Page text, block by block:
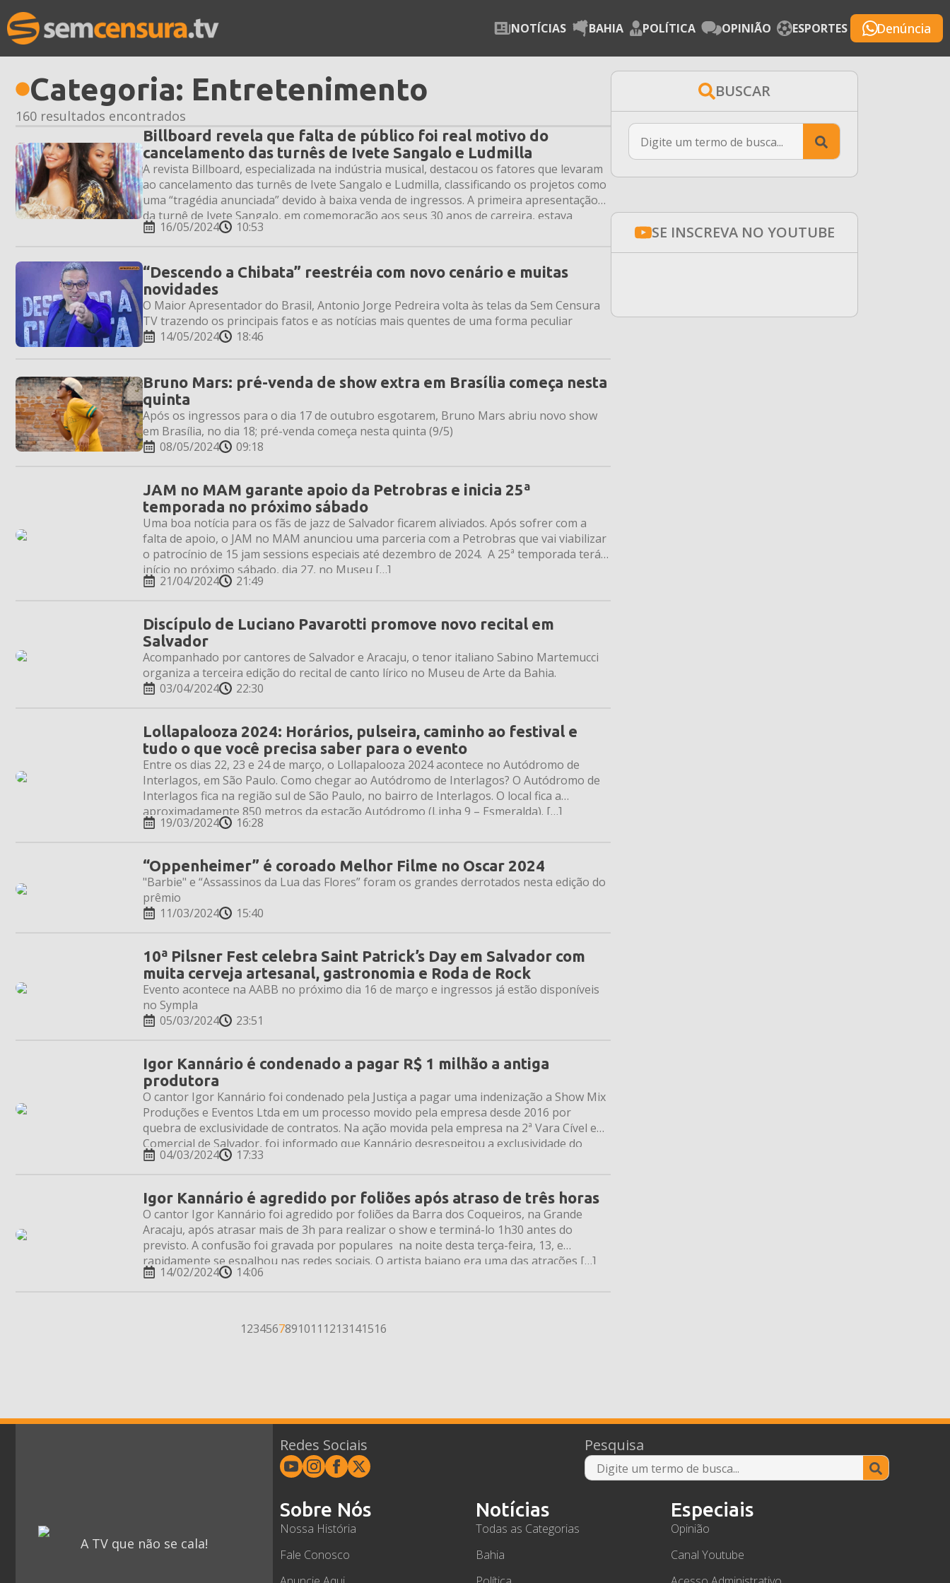
NOTÍCIAS BAHIA POLÍTICA OPINIÃO ESPORTES Denúncia
Categoria: Entretenimento
160 resultados encontrados
Billboard revela que falta de público foi real motivo do
cancelamento das turnês de Ivete Sangalo e Ludmilla
A revista Billboard, especializada na indústria musical, destacou os fatores que levaram
ao cancelamento das turnês de Ivete Sangalo e Ludmilla, classificando os projetos como
uma “tragédia anunciada” devido à baixa venda de ingressos. A primeira apresentação
da turnê de Ivete Sangalo, em comemoração aos seus 30 anos de carreira, estava
marcada para o dia […]
16/05/2024 10:53
“Descendo a Chibata” reestréia com novo cenário e muitas
novidades
O Maior Apresentador do Brasil, Antonio Jorge Pedreira volta às telas da Sem Censura
TV trazendo os principais fatos e as notícias mais quentes de uma forma peculiar
14/05/2024
18:46
Bruno Mars: pré-venda de show extra em Brasília começa nesta
quinta
Após os ingressos para o dia 17 de outubro esgotarem, Bruno Mars abriu novo show
em Brasília, no dia 18; pré-venda começa nesta quinta (9/5)
08/05/2024
09:18
JAM no MAM garante apoio da Petrobras e inicia 25ª
temporada no próximo sábado
Uma boa notícia para os fãs de jazz de Salvador ficarem aliviados. Após sofrer com a
falta de apoio, o JAM no MAM anunciou uma parceria com a Petrobras que vai viabilizar
o patrocínio de 15 jam sessions especiais até dezembro de 2024. A 25ª temporada terá
início no próximo sábado, dia 27, no Museu […]
21/04/2024 21:49
Discípulo de Luciano Pavarotti promove novo recital em
Salvador
Acompanhado por cantores de Salvador e Aracaju, o tenor italiano Sabino Martemucci
organiza a terceira edição do recital de canto lírico no Museu de Arte da Bahia.
03/04/2024
22:30
Lollapalooza 2024: Horários, pulseira, caminho ao festival e
tudo o que você precisa saber para o evento
Entre os dias 22, 23 e 24 de março, o Lollapalooza 2024 acontece no Autódromo de
Interlagos, em São Paulo. Como chegar ao Autódromo de Interlagos? O Autódromo de
Interlagos fica na região sul de São Paulo, no bairro de Interlagos. O local fica a
aproximadamente 850 metros da estação Autódromo (Linha 9 – Esmeralda). […]
19/03/2024 16:28
“Oppenheimer” é coroado Melhor Filme no Oscar 2024
"Barbie" e “Assassinos da Lua das Flores” foram os grandes derrotados nesta edição do
prêmio
11/03/2024
15:40
10ª Pilsner Fest celebra Saint Patrick’s Day em Salvador com
muita cerveja artesanal, gastronomia e Roda de Rock
Evento acontece na AABB no próximo dia 16 de março e ingressos já estão disponíveis
no Sympla
05/03/2024
23:51
Igor Kannário é condenado a pagar R$ 1 milhão a antiga
produtora
O cantor Igor Kannário foi condenado pela Justiça a pagar uma indenização a Show Mix
Produções e Eventos Ltda em um processo movido pela empresa desde 2016 por
quebra de exclusividade de contratos. Na ação movida pela empresa na 2ª Vara Cível e
Comercial de Salvador, foi informado que Kannário desrespeitou a exclusividade do
contrato […]
04/03/2024 17:33
Igor Kannário é agredido por foliões após atraso de três horas
O cantor Igor Kannário foi agredido por foliões da Barra dos Coqueiros, na Grande
Aracaju, após atrasar mais de 3h para realizar o show e terminá-lo 1h30 antes do
previsto. A confusão foi gravada por populares na noite desta terça-feira, 13, e
rapidamente se espalhou nas redes sociais. O artista baiano era uma das atrações […]
14/02/2024 14:06
1234567891011 1213141516
BUSCAR
Search
for:
SE INSCREVA NO YOUTUBE
A TV que não se cala!
Redes Sociais Pesquisa
Search
for:
Sobre Nós
Nossa História
Fale Conosco
Notícias
Todas as Categorias
Bahia
Especiais
Opinião
Canal Youtube